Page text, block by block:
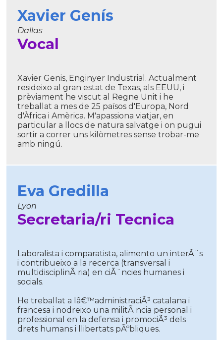
Xavier Genís
Dallas
Vocal
Xavier Genis, Enginyer Industrial. Actualment
resideixo al gran estat de Texas, als EEUU, i
prèviament he viscut al Regne Unit i he
treballat a mes de 25 països d'Europa, Nord
d'Àfrica i Amèrica. M'apassiona viatjar, en
particular a llocs de natura salvatge i on pugui
sortir a correr uns kilòmetres sense trobar-me
amb ningú.
Eva Gredilla
Lyon
Secretaria/ri Tecnica
Laboralista i comparatista, alimento un interÃ¨s
i contribueixo a la recerca (transversal i
multidisciplinÃ ria) en ciÃ¨ncies humanes i
socials.
He treballat a lâ€™administraciÃ³ catalana i
francesa i nodreixo una militÃ ncia personal i
professional en la defensa i promociÃ³ dels
drets humans i llibertats pÃºbliques.